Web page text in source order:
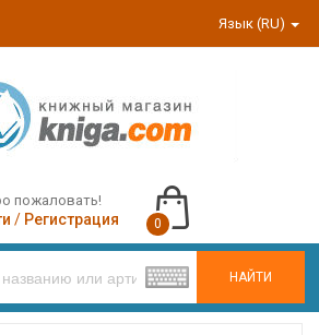
Язык (RU)
НАЙТИ
пожаловать!
/ Регистрация 0